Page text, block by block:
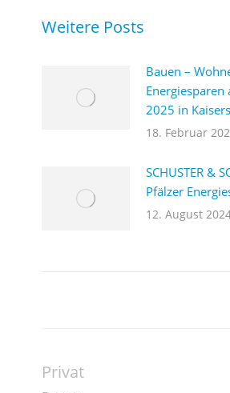
Weitere Posts
Bauen –
2025 in
18. Februar
SCHUSTER &
Pfälzer
12. August
Privat